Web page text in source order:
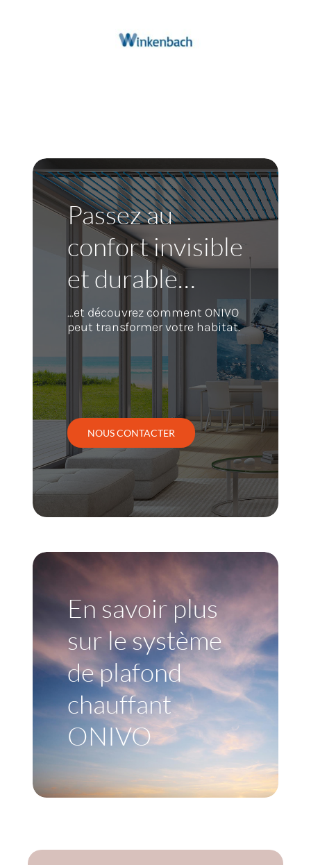
Passez au
confort invisible
et durable…
…et découvrez comment ONIVO
peut transformer votre habitat.
NOUS CONTACTER
En savoir plus
sur le système
de plafond
chauffant
ONIVO